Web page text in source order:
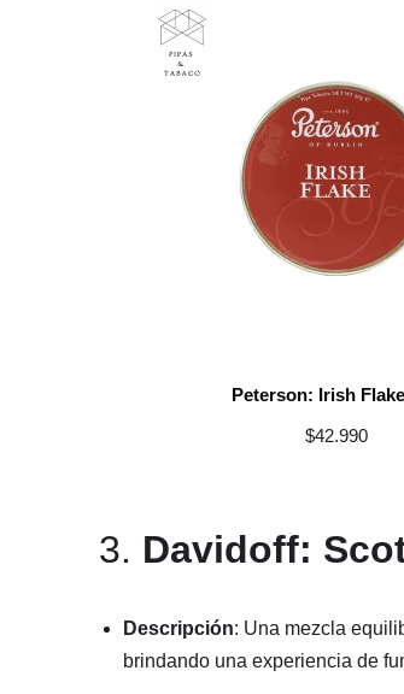
Peterson: Irish
$42.990
3. Davidoff:
Descripción: Una mezcla
brindando una experiencia de